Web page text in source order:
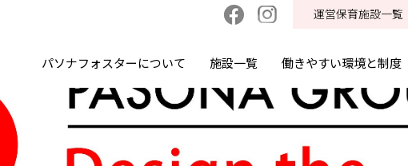
運営保育施設一覧
パソナフォスターについて 施設一覧 働きやすい環境と制度